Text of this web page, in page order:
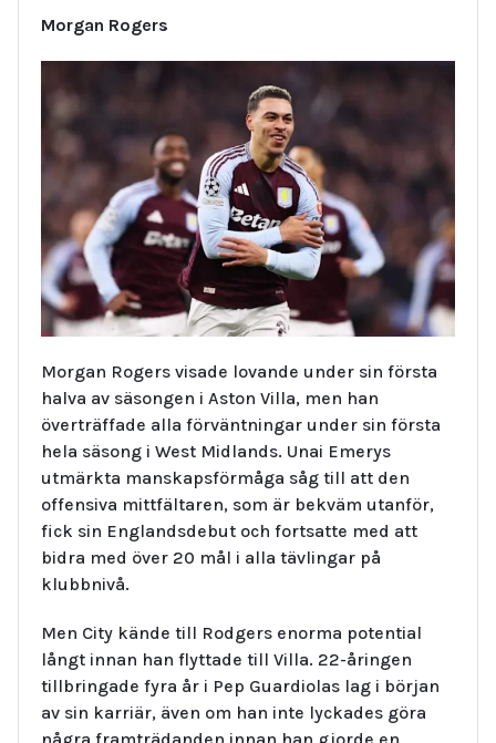
Morgan Rogers
Morgan Rogers visade lovande under sin första
halva av säsongen i Aston Villa, men han
överträffade alla förväntningar under sin första
hela säsong i West Midlands. Unai Emerys
utmärkta manskapsförmåga såg till att den
offensiva mittfältaren, som är bekväm utanför,
fick sin Englandsdebut och fortsatte med att
bidra med över 20 mål i alla tävlingar på
klubbnivå.
Men City kände till Rodgers enorma potential
långt innan han flyttade till Villa. 22-åringen
tillbringade fyra år i Pep Guardiolas lag i början
av sin karriär, även om han inte lyckades göra
några framträdanden innan han gjorde en